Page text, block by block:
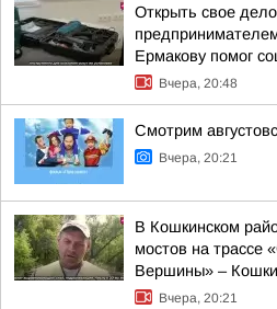
Открыть свое
Ермакову помог
Вчера, 20:48
Смотрим
Вчера, 20:21
В Кошкинском
мостов на трассе
Вершины» – Кошки
Вчера, 20:21